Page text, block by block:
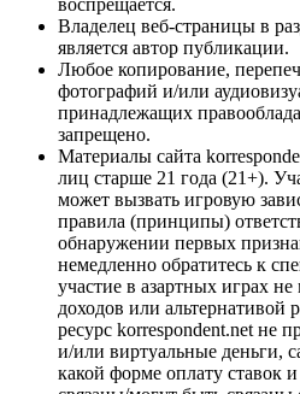
Владелец веб-страницы в
является автор публикации.
Любое копирование,
фотографий и/или
принадлежащих
запрещено.
Материалы сайта
лиц старше 21 года (21+).
может вызвать игровую
правила (принципы)
обнаружении первых
немедленно обратитесь к
участие в азартных играх
доходов или
ресурс korrespondent.net не
и/или виртуальные деньги,
какой форме оплату ставок